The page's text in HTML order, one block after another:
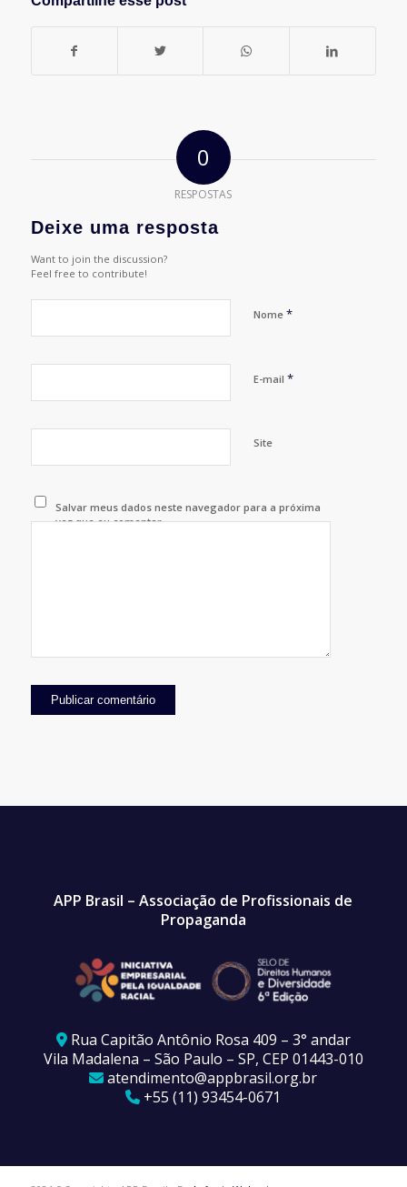
0
RESPOSTAS
Deixe uma resposta
Want to join the discussion?
Feel free to contribute!
Nome *
E-mail *
Site
Salvar meus dados neste navegador para a próxima
vez que eu comentar.
APP Brasil – Associação de Profissionais de
Propaganda
Rua Capitão Antônio Rosa 409 – 3° andar
Vila Madalena – São Paulo – SP, CEP 01443-010
atendimento@appbrasil.org.br
+55 (11) 93454-0671